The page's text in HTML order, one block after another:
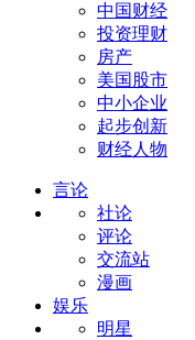
中国财经
投资理财
房产
美国股市
中小企业
起步创新
财经人物
言论
社论
评论
交流站
漫画
娱乐
明星